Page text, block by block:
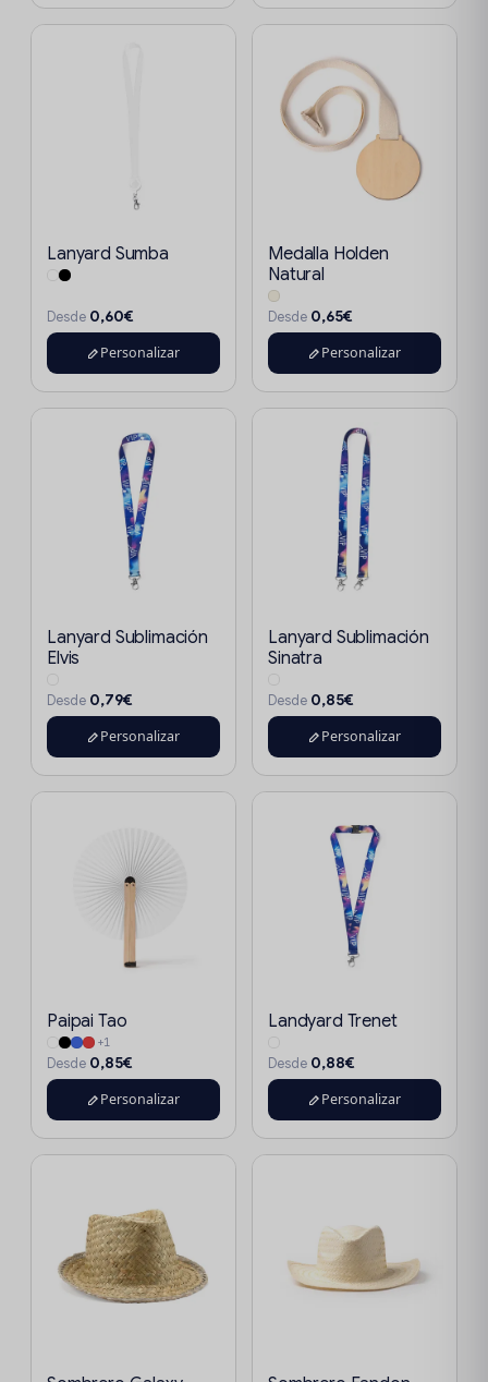
Lanyard Sumba
Desde 0,60€
Personalizar
Medalla Holden
Natural
Desde 0,65€
Personalizar
Lanyard Sublimación
Elvis
Desde 0,79€
Personalizar
Lanyard Sublimación
Sinatra
Desde 0,85€
Personalizar
Paipai Tao
+1
Desde 0,85€
Personalizar
Landyard Trenet
Desde 0,88€
Personalizar